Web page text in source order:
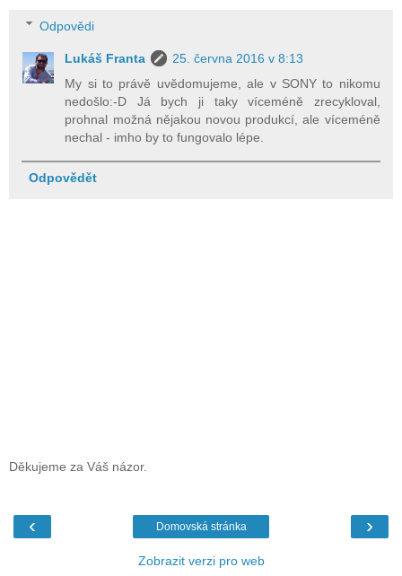
Odpovědi
Lukáš Franta
25. června 2016 v 8:13
My si to právě uvědomujeme, ale v SONY to nikomu
nedošlo:-D Já bych ji taky víceméně zrecykloval,
prohnal možná nějakou novou produkcí, ale víceméně
nechal - imho by to fungovalo lépe.
Odpovědět
Děkujeme za Váš názor.
‹ ›
Domovská stránka
Zobrazit verzi pro web